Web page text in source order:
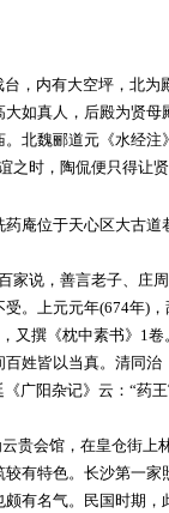
，内有大空坪，北
如真人，后殿为贤
北魏郦道元《水经
之时，陶侃便只得让
庵位于天心区大古道
家说，善言老子、庄
。上元元年(674年)
又撰《枕中素书》1卷
姓皆以当真。清同
《广阳杂记》云：“药
贵会馆，在皇仓街
有特色。长沙第一
有名气。民国时期